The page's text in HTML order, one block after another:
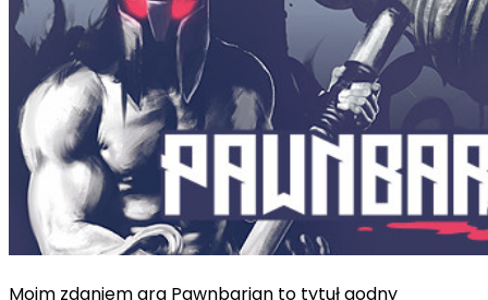
Moim zdaniem gra Pawnbarian to tytuł godny